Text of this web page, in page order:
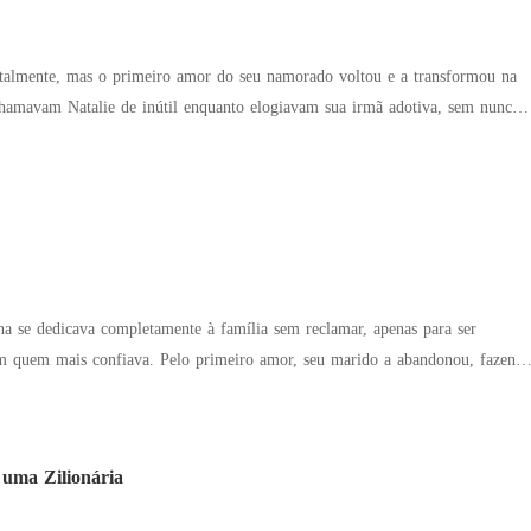
mas o primeiro amor do seu namorado voltou e a transformou na
chegou tarde demais. O ex implorou por perdão:
perdoar pelo bem do nosso filho?" Um homem poderoso abraçou Natalie.
a ver com você."
se dedicava completamente à família sem reclamar, apenas para ser
amor, seu marido a abandonou, fazendo
tirem esse homem daqui!"
uma Zilionária